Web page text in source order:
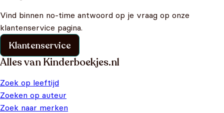
Vind binnen no-time antwoord op je vraag op onze
klantenservice pagina.
Klantenservice
Alles van Kinderboekjes.nl
Zoek op leeftijd
Zoeken op auteur
Zoek naar merken